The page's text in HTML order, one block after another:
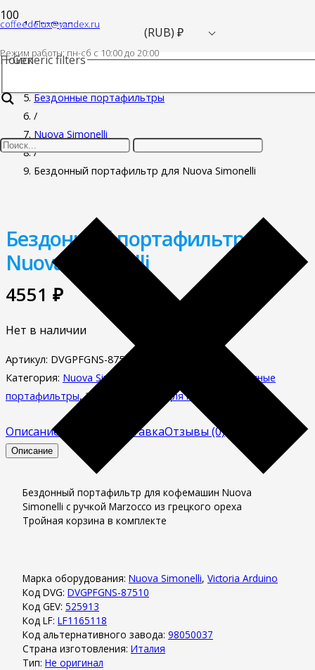
coffeedelux@yandex.ru
Режим работы: пн-cб с 10:00 до 20:00
(RUB) ₽
Поиск
Generic filters
Главная
Запасные части для кофемашин
Бездонные портафильтры
/
Nuova Simonelli
/
Бездонный портафильтр для Nuova Simonelli
Бездонный портафильтр для
Nuova Simonelli
4551 ₽
Нет в наличии
Артикул: DVGPFGNS-87510
Категория: Nuova Simonelli
Бездонные
портафильтры,Запасные части для кофемашин
Описание Оплата и доставкаОтзывы (0)
Описание
Бездонный портафильтр для кофемашин Nuova
Simonelli с ручкой Marzocco из грецкого ореха
Тройная корзина в комплекте
Марка оборудования: Nuova Simonelli, Victoria Arduino
Код DVG: DVGPFGNS-87510
Код GEV: 525913
Код LF: LF1165118
Код альтернативного завода: 98050037
Страна изготовления: Италия
Тип: Не оригинал